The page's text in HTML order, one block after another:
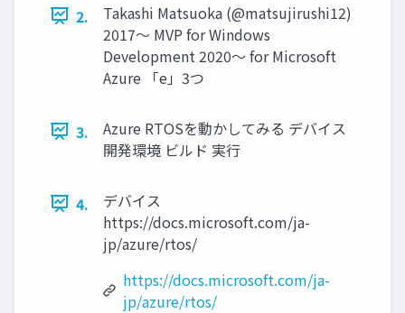
2.
Takashi Matsuoka (@matsujirushi12)
2017～ MVP for Windows
Development 2020～ for Microsoft
Azure 「e」3つ
3.
Azure RTOSを動かしてみる デバイス
開発環境 ビルド 実行
4.
デバイス
https://docs.microsoft.com/ja-
jp/azure/rtos/
https://docs.microsoft.com/ja-
jp/azure/rtos/